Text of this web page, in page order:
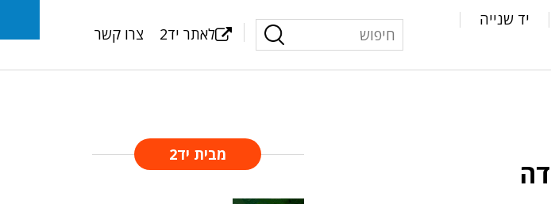
יד שנייה
לאתר יד2 צרו קשר
מבית יד2